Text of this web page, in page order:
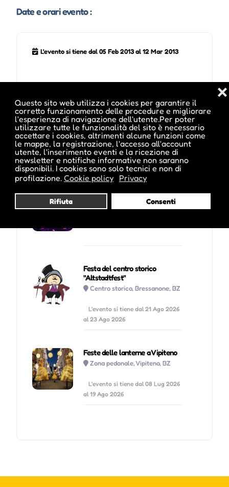
Questo sito web utilizza i cookies per garantire il
corretto funzionamento delle procedure e migliorare
l'esperienza di navigazione dell'utente.Per poter
utilizzare tutte le funzionalità del sito è necessario
accettare i cookies, altrimenti alcune funzioni come
le mappe, la registrazione, l'accesso all'account
utente, l'inserimento eventi e la ricezione di
newsletter e notifiche informative non saranno
disponibili. I cookies sono solo tecnici e non di
profilazione. Cookie policy Privacy
Rifiuta Consenti
❌
Date e orari evento :
L'evento si tiene dal 05 Feb 2013 al 12 Mar 2013
Potrebbe interessarti anche :
Techno Tschumpus
Piazza Duomo 3, Bressanone,
Festa del centro storico
"Altstadtfest"
Centro storico, Bressanone, BZ
L'evento si tiene dal 21 Ago 2026
al 23 Ago 2026
Feste delle lanterne a Vipiteno
Zona pedonale, Vipiteno, BZ
L'evento si tiene dal 08 Lug 2026
al 19 Ago 2026